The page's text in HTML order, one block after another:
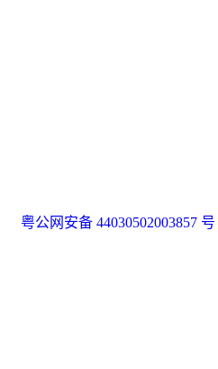
粤公网安备 44030502003857 号